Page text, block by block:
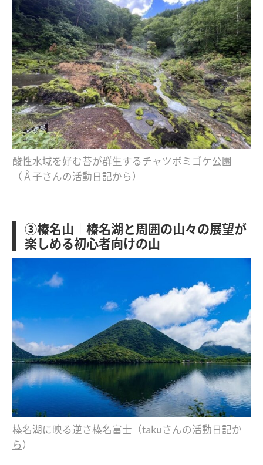
酸性水域を好む苔が群生するチャツボミゴケ公園
（Å子さんの活動日記から）
③榛名山｜榛名湖と周囲の山々の展望が
楽しめる初心者向けの山
榛名湖に映る逆さ榛名富士（takuさんの活動日記か
ら）